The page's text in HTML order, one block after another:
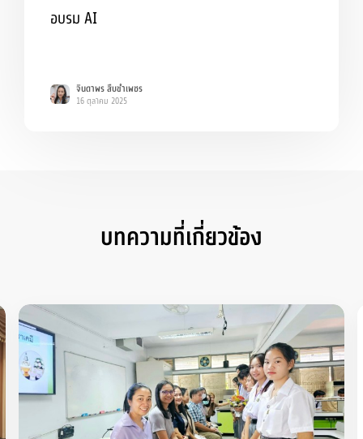
อบรม AI
จินดาพร สืบขำเพชร
16 ตุลาคม 2025
บทความที่เกี่ยวข้อง